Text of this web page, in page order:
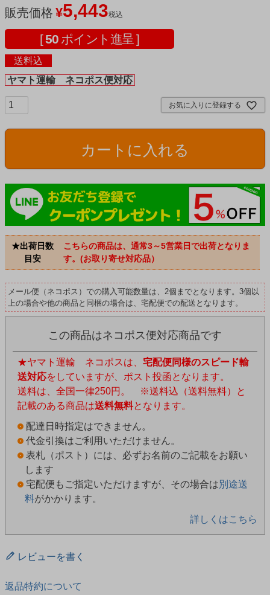
販売価格 ¥5,443税込
[50 ポイント進呈 ]
送料込
ヤマト運輸 ネコポス便対応
お気に入りに登録する
カートに入れる
★出荷日数
目安
こちらの商品は、通常3～5営業日で出荷となりま
す。(お取り寄せ対応品）
メール便（ネコポス）での購入可能数量は、2個までとなります。3個以
上の場合や他の商品と同梱の場合は、宅配便での配送となります。
この商品はネコポス便対応商品です
★ヤマト運輸 ネコポスは、 宅配便同様のスピード輸
送対応をしていますが、ポスト投函となります。
送料は、全国一律250円。 ※送料込（送料無料）と
記載のある商品は送料無料となります。
配達日時指定はできません。
代金引換はご利用いただけません。
表札（ポスト）には、必ずお名前のご記載をお願い
します
宅配便もご指定いただけますが、その場合は別途送
料がかかります。
詳しくはこちら
レビューを書く
返品特約について